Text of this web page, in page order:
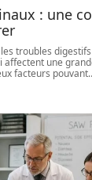
: une
troubles
affectent une
facteurs pouvant